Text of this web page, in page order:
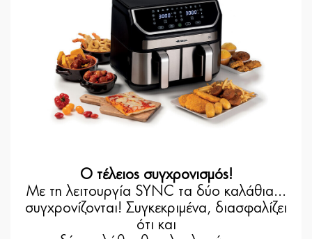
Ο τέλειος συγχρονισμός!
Με τη λειτουργία SYNC τα δύο καλάθια...
συγχρονίζονται! Συγκεκριμένα, διασφαλίζει
ότι και